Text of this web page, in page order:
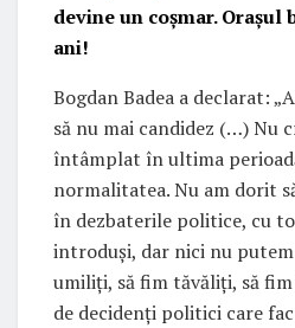
devine un coșmar.
ani!
Bogdan Badea a declarat:
să nu mai candidez (…) Nu
întâmplat în ultima
normalitatea. Nu am dorit
în dezbaterile politice, cu
introduși, dar nici nu
umiliți, să fim tăvăliți, să
de decidenți politici care